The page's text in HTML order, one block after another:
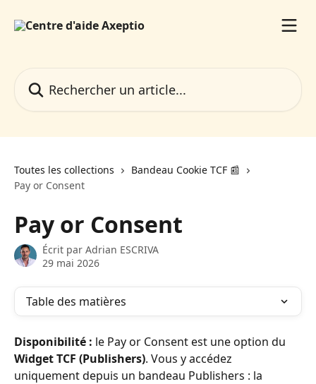
Toutes les collections
Bandeau Cookie TCF 📰
Pay or Consent
Pay or Consent
Écrit par Adrian ESCRIVA
29 mai 2026
Table des matières
Disponibilité : le Pay or Consent est une option du
Widget TCF (Publishers). Vous y accédez
uniquement depuis un bandeau Publishers : la